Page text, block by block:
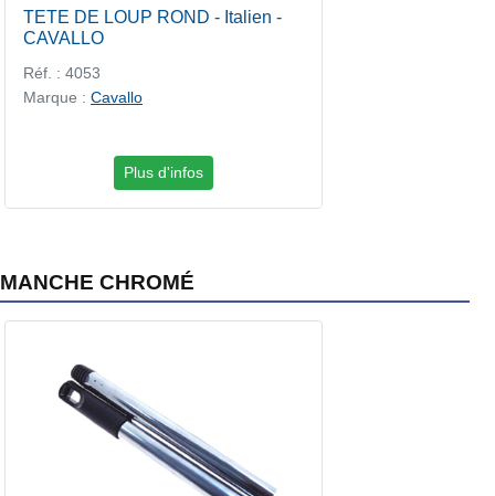
TETE DE LOUP ROND - Italien -
CAVALLO
Réf. : 4053
Marque : Cavallo
Plus d'infos
MANCHE CHROMÉ